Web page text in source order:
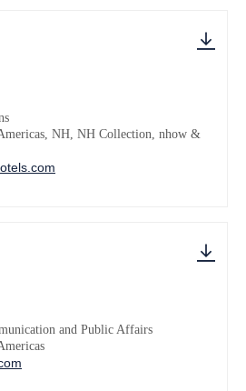
NH, NH Collection, nhow &
and Public Affairs